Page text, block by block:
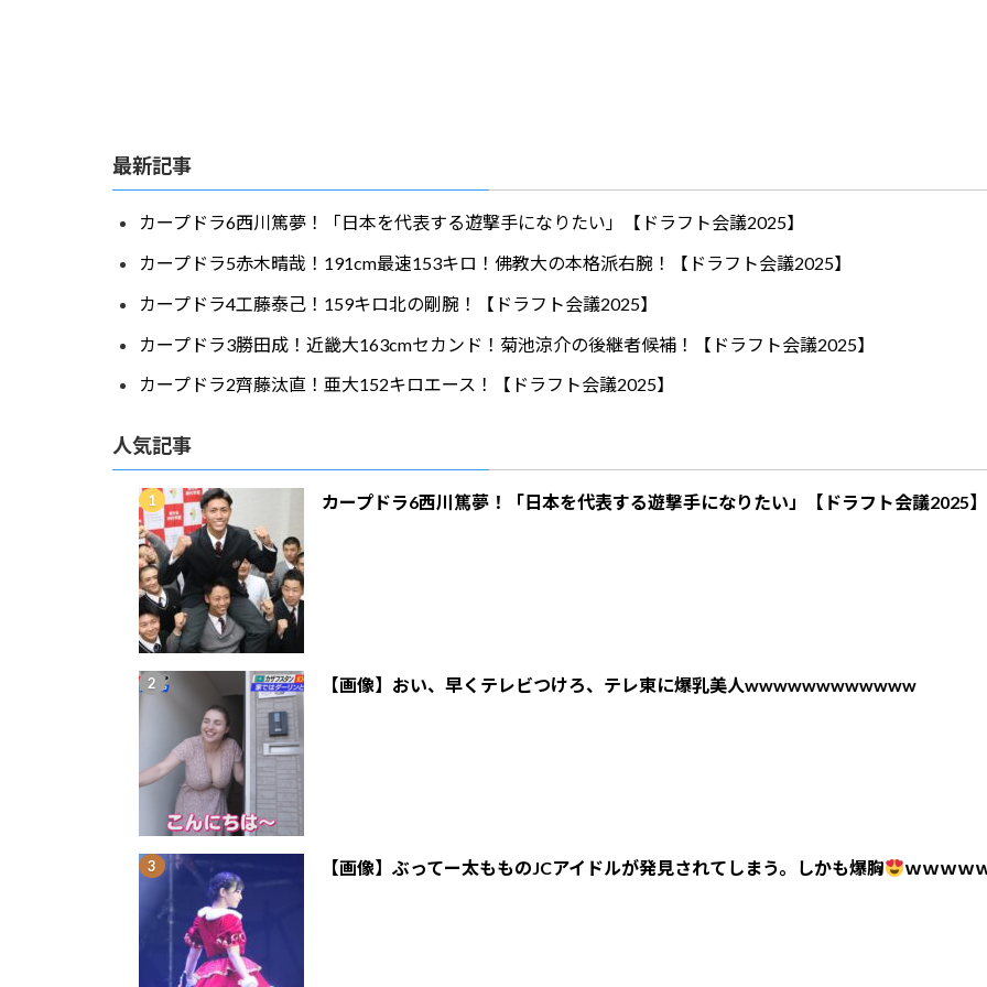
最新記事
カープドラ6西川篤夢！「日本を代表する遊撃手になりたい」【ドラフト会議2025】
カープドラ5赤木晴哉！191cm最速153キロ！佛教大の本格派右腕！【ドラフト会議2025】
カープドラ4工藤泰己！159キロ北の剛腕！【ドラフト会議2025】
カープドラ3勝田成！近畿大163cmセカンド！菊池涼介の後継者候補！【ドラフト会議2025】
カープドラ2齊藤汰直！亜大152キロエース！【ドラフト会議2025】
人気記事
カープドラ6西川篤夢！「日本を代表する遊撃手になりたい」【ドラフト会議2025】
【画像】おい、早くテレビつけろ、テレ東に爆乳美人wwwwwwwwwwww
【画像】ぶってー太もものJCアイドルが発見されてしまう。しかも爆胸 ｗｗｗｗ